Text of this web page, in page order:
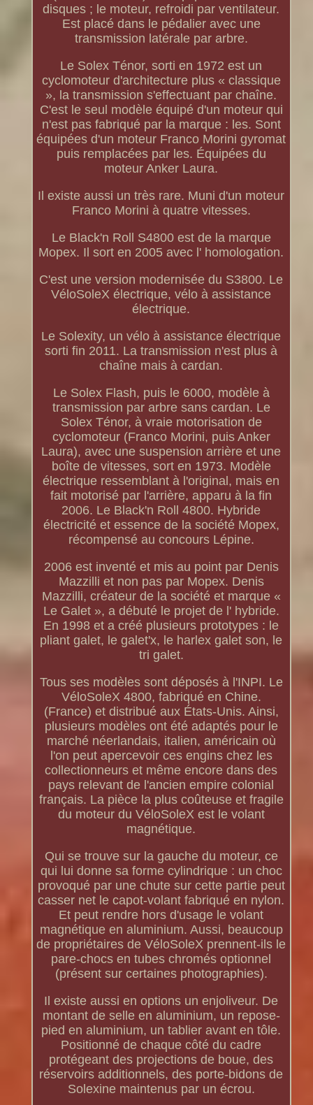
disques ; le moteur, refroidi par ventilateur.
Est placé dans le pédalier avec une
transmission latérale par arbre.
Le Solex Ténor, sorti en 1972 est un
cyclomoteur d'architecture plus « classique
», la transmission s'effectuant par chaîne.
C'est le seul modèle équipé d'un moteur qui
n'est pas fabriqué par la marque : les. Sont
équipées d'un moteur Franco Morini gyromat
puis remplacées par les. Équipées du
moteur Anker Laura.
Il existe aussi un très rare. Muni d'un moteur
Franco Morini à quatre vitesses.
Le Black'n Roll S4800 est de la marque
Mopex. Il sort en 2005 avec l' homologation.
C'est une version modernisée du S3800. Le
VéloSoleX électrique, vélo à assistance
électrique.
Le Solexity, un vélo à assistance électrique
sorti fin 2011. La transmission n'est plus à
chaîne mais à cardan.
Le Solex Flash, puis le 6000, modèle à
transmission par arbre sans cardan. Le
Solex Ténor, à vraie motorisation de
cyclomoteur (Franco Morini, puis Anker
Laura), avec une suspension arrière et une
boîte de vitesses, sort en 1973. Modèle
électrique ressemblant à l'original, mais en
fait motorisé par l'arrière, apparu à la fin
2006. Le Black'n Roll 4800. Hybride
électricité et essence de la société Mopex,
récompensé au concours Lépine.
2006 est inventé et mis au point par Denis
Mazzilli et non pas par Mopex. Denis
Mazzilli, créateur de la société et marque «
Le Galet », a débuté le projet de l' hybride.
En 1998 et a créé plusieurs prototypes : le
pliant galet, le galet'x, le harlex galet son, le
tri galet.
Tous ses modèles sont déposés à l'INPI. Le
VéloSoleX 4800, fabriqué en Chine.
(France) et distribué aux États-Unis. Ainsi,
plusieurs modèles ont été adaptés pour le
marché néerlandais, italien, américain où
l'on peut apercevoir ces engins chez les
collectionneurs et même encore dans des
pays relevant de l'ancien empire colonial
français. La pièce la plus coûteuse et fragile
du moteur du VéloSoleX est le volant
magnétique.
Qui se trouve sur la gauche du moteur, ce
qui lui donne sa forme cylindrique : un choc
provoqué par une chute sur cette partie peut
casser net le capot-volant fabriqué en nylon.
Et peut rendre hors d'usage le volant
magnétique en aluminium. Aussi, beaucoup
de propriétaires de VéloSoleX prennent-ils le
pare-chocs en tubes chromés optionnel
(présent sur certaines photographies).
Il existe aussi en options un enjoliveur. De
montant de selle en aluminium, un repose-
pied en aluminium, un tablier avant en tôle.
Positionné de chaque côté du cadre
protégeant des projections de boue, des
réservoirs additionnels, des porte-bidons de
Solexine maintenus par un écrou.